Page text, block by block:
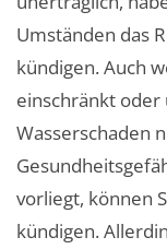
Umständen das
kündigen. Auch
einschränkt oder
Wasserschaden
vorliegt, können
kündigen.